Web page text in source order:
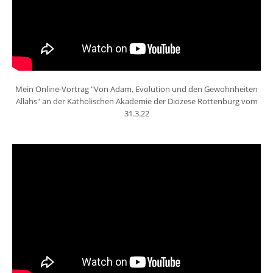
Mein Online-Vortrag "Von Adam, Evolution und den Gewohnheiten
Allahs" an der Katholischen Akademie der Diözese Rottenburg vom
31.3.22